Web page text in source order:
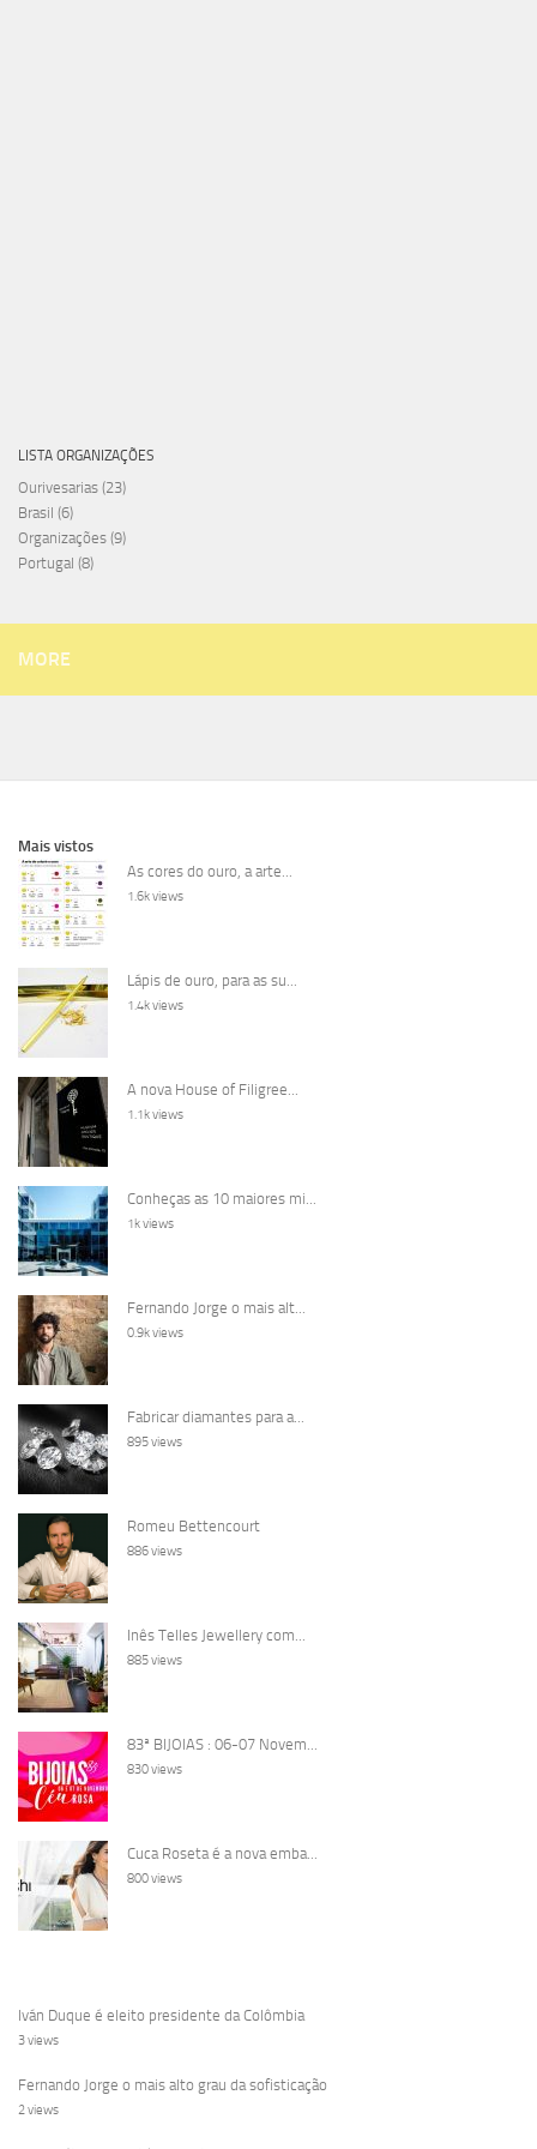
LISTA ORGANIZAÇÕES
Ourivesarias (23)
Brasil (6)
Organizações (9)
Portugal (8)
MORE
Mais vistos
As cores do ouro, a arte...
1.6k views
Lápis de ouro, para as su...
1.4k views
A nova House of Filigree...
1.1k views
Conheças as 10 maiores mi...
1k views
Fernando Jorge o mais alt...
0.9k views
Fabricar diamantes para a...
895 views
Romeu Bettencourt
886 views
Inês Telles Jewellery com...
885 views
83ª BIJOIAS : 06-07 Novem...
830 views
Cuca Roseta é a nova emba...
800 views
Iván Duque é eleito presidente da Colômbia
3 views
Fernando Jorge o mais alto grau da sofisticação
2 views